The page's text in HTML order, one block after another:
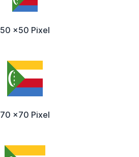
50 x50 Pixel
70 x70 Pixel